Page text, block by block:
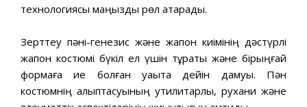
технологиясы маңызды рөл атқарады.
Зерттеу пәні-генезис және жапон киімінің дәстүрлі
жапон костюмі бүкіл ел үшін тұрақты және бірыңғай
формаға ие болған уақытқа дейін дамуы. Пән
костюмнің қалыптасуының утилитарлық, рухани және